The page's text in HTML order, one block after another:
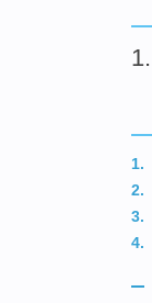
1.
1.
2.
3.
4.